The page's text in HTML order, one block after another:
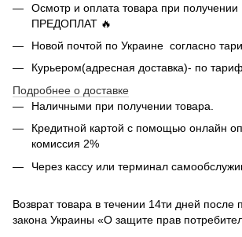
Осмотр и оплата товара при
ПРЕДОПЛАТ 🔥
Новой почтой по Украине согласно
Курьером(адресная доставка)- по
Подробнее о доставке
Наличными при получении товара.
Кредитной картой с помощью онлайн
комиссия 2%
Через кассу или терминал
Возврат товара в течении 14ти дней после
закона Украины «О защите прав